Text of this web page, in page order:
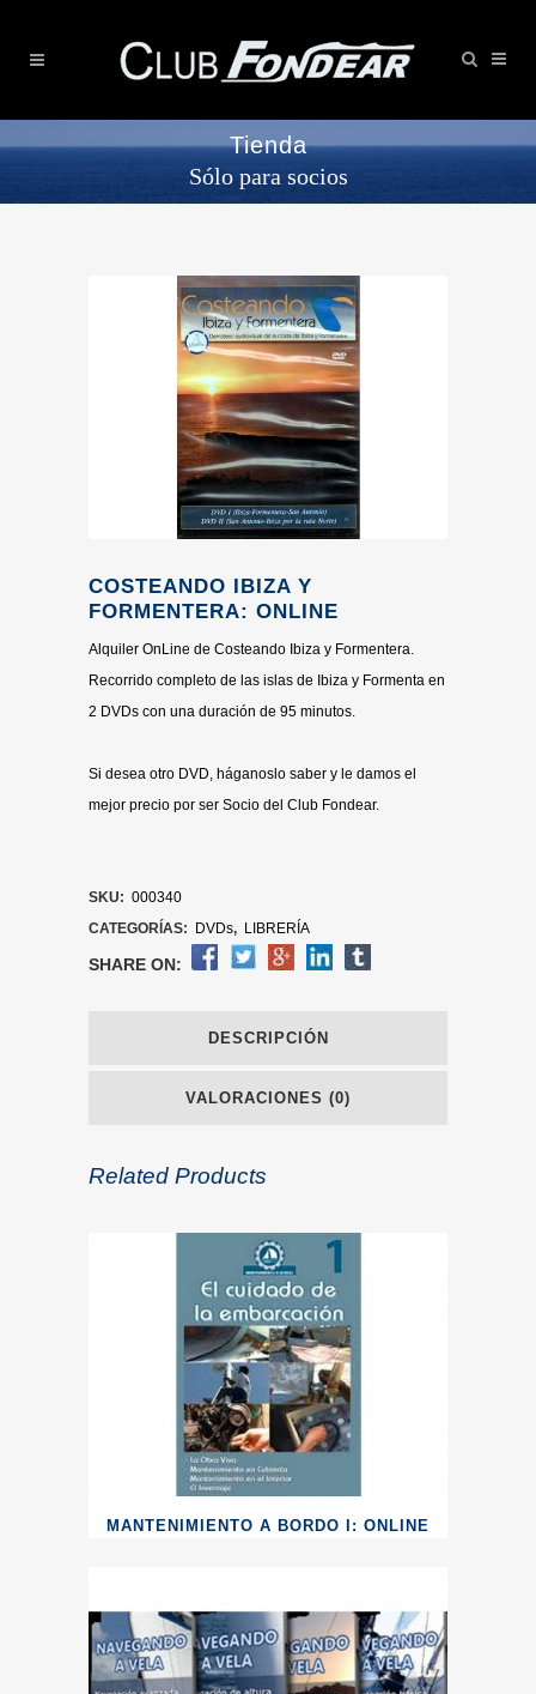
Tienda
Sólo para socios
COSTEANDO IBIZA Y
FORMENTERA: ONLINE
Alquiler OnLine de Costeando Ibiza y Formentera.
Recorrido completo de las islas de Ibiza y Formenta en
2 DVDs con una duración de 95 minutos.
Si desea otro DVD, háganoslo saber y le damos el
mejor precio por ser Socio del Club Fondear.
SKU: 000340
CATEGORÍAS:
DVDs, LIBRERÍA
SHARE ON:
DESCRIPCIÓN
VALORACIONES (0)
Related Products
MANTENIMIENTO A BORDO I: ONLINE